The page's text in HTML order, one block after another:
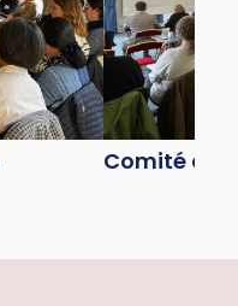
Comité de
26 mars 2025